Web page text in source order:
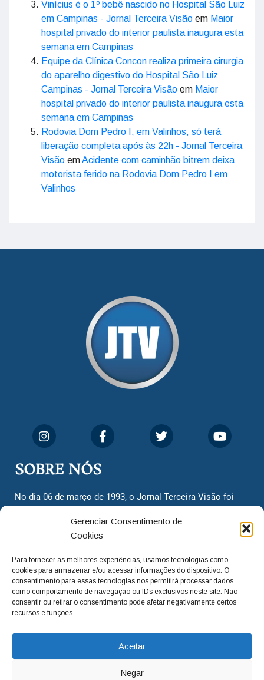
Gerenciar Consentimento de
Cookies
Para fornecer as melhores experiências, usamos tecnologias como
cookies para armazenar e/ou acessar informações do dispositivo. O
consentimento para essas tecnologias nos permitirá processar dados
como comportamento de navegação ou IDs exclusivos neste site. Não
consentir ou retirar o consentimento pode afetar negativamente certos
recursos e funções.
Aceitar
Negar
Vinícius é o 1º bebê nascido no Hospital São Luiz
em Campinas - Jornal Terceira Visão em Maior
hospital privado do interior paulista inaugura esta
semana em Campinas
Equipe da Clínica Concon realiza primeira cirurgia
do aparelho digestivo do Hospital São Luiz
Campinas - Jornal Terceira Visão em Maior
hospital privado do interior paulista inaugura esta
semana em Campinas
Rodovia Dom Pedro I, em Valinhos, só terá
liberação completa após às 22h - Jornal Terceira
Visão emAcidente com caminhão bitrem deixa
motorista ferido na Rodovia Dom Pedro I em
Valinhos
SOBRE NÓS
No dia 06 de março de 1993, o Jornal Terceira Visão foi
cidadãos valinhenses, já que naquela época só existiam
dois jornais. Há mais de 30 anos, o jornal continua
com o foco de trazer as melhores notícias. Nunca
deixamos de lado as necessidades do cidadão, sempre
questionando os órgãos públicos em busca de melhorias
para a cidade e sempre cobrando resoluções para casos
adm@jtv.com.br
(19) 3929-6225